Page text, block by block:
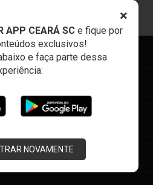
×
APP CEARÁ SCe fique por
exclusivos!
e faça parte dessa
NOVAMENTE